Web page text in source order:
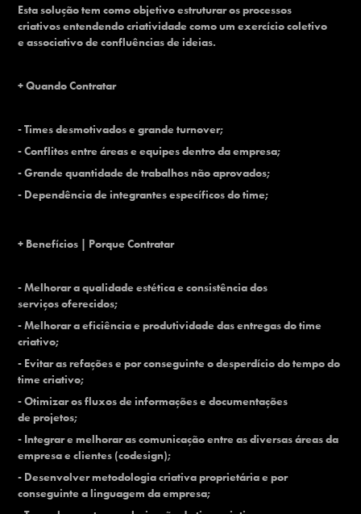
Esta solução tem como objetivo estruturar os processos
criativos entendendo criatividade como um exercício coletivo
e associativo de confluências de ideias.
+ Quando Contratar
- Times desmotivados e grande turnover;
- Conflitos entre áreas e equipes dentro da empresa;
- Grande quantidade de trabalhos não aprovados;
- Dependência de integrantes específicos do time;
+ Benefícios | Porque Contratar
- Melhorar a qualidade estética e consistência dos
serviços oferecidos;
- Melhorar a eficiência e produtividade das entregas do time
criativo;
- Evitar as refações e por conseguinte o desperdício do tempo do
time criativo;
- Otimizar os fluxos de informações e documentações
de projetos;
- Integrar e melhorar as comunicação entre as diversas áreas da
empresa e clientes (codesign);
- Desenvolver metodologia criativa proprietária e por
conseguinte a linguagem da empresa;